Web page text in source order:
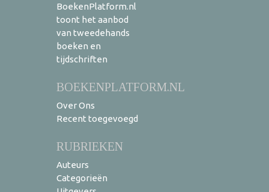
BoekenPlatform.nl
toont het aanbod
van tweedehands
boeken en
tijdschriften
BOEKENPLATFORM.NL
Over Ons
Recent toegevoegd
RUBRIEKEN
Auteurs
Categorieën